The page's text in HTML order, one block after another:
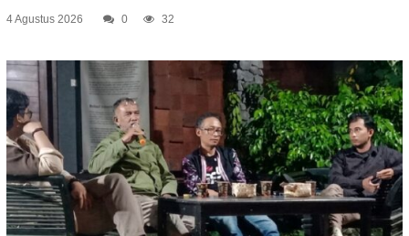
4 Agustus 2026 0 32